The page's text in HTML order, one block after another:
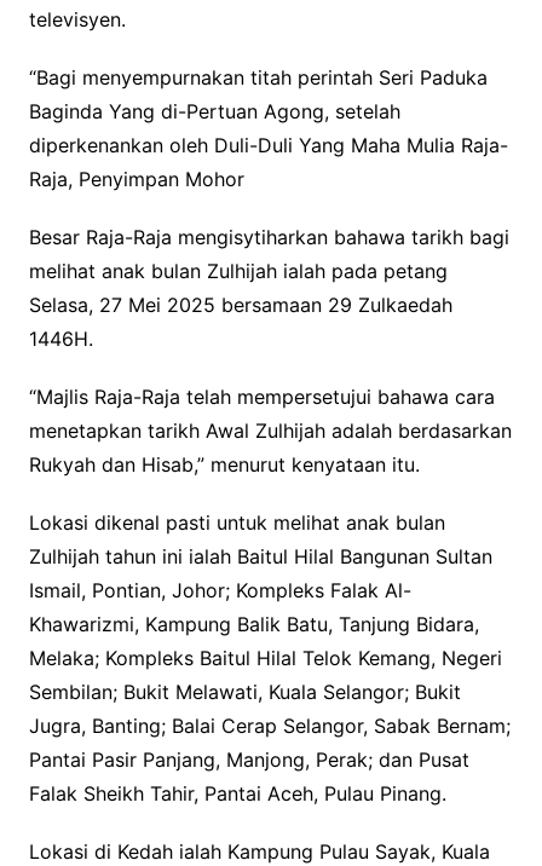
televisyen.
“Bagi menyempurnakan titah perintah Seri Paduka
Baginda Yang di-Pertuan Agong, setelah
diperkenankan oleh Duli-Duli Yang Maha Mulia Raja-
Raja, Penyimpan Mohor
Besar Raja-Raja mengisytiharkan bahawa tarikh bagi
melihat anak bulan Zulhijah ialah pada petang
Selasa, 27 Mei 2025 bersamaan 29 Zulkaedah
1446H.
“Majlis Raja-Raja telah mempersetujui bahawa cara
menetapkan tarikh Awal Zulhijah adalah berdasarkan
Rukyah dan Hisab,” menurut kenyataan itu.
Lokasi dikenal pasti untuk melihat anak bulan
Zulhijah tahun ini ialah Baitul Hilal Bangunan Sultan
Ismail, Pontian, Johor; Kompleks Falak Al-
Khawarizmi, Kampung Balik Batu, Tanjung Bidara,
Melaka; Kompleks Baitul Hilal Telok Kemang, Negeri
Sembilan; Bukit Melawati, Kuala Selangor; Bukit
Jugra, Banting; Balai Cerap Selangor, Sabak Bernam;
Pantai Pasir Panjang, Manjong, Perak; dan Pusat
Falak Sheikh Tahir, Pantai Aceh, Pulau Pinang.
Lokasi di Kedah ialah Kampung Pulau Sayak, Kuala